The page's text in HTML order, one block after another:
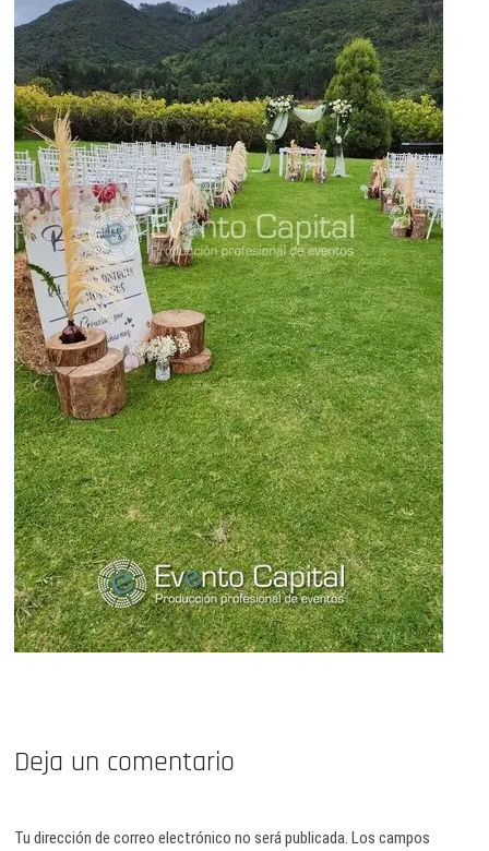
Deja un comentario
Tu dirección de correo electrónico no será publicada. Los campos